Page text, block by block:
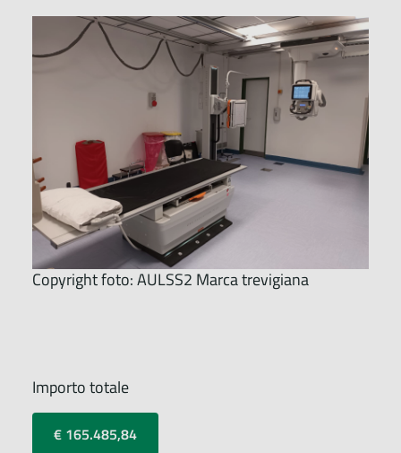
Copyright foto: AULSS2 Marca trevigiana
Importo totale
€ 165.485,84